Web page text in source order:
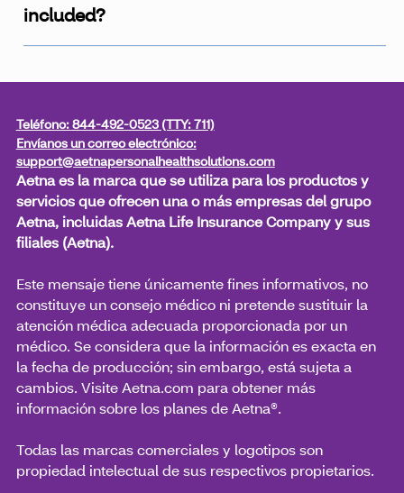
included?
part of the program.
Teléfono: 844-492-0523 (TTY: 711)
Envíanos un correo electrónico:
support@aetnapersonalhealthsolutions.com
Aetna es la marca que se utiliza para los productos y
servicios que ofrecen una o más empresas del grupo
Aetna, incluidas Aetna Life Insurance Company y sus
filiales (Aetna).
Este mensaje tiene únicamente fines informativos, no
constituye un consejo médico ni pretende sustituir la
atención médica adecuada proporcionada por un
médico. Se considera que la información es exacta en
la fecha de producción; sin embargo, está sujeta a
cambios. Visite Aetna.com para obtener más
información sobre los planes de Aetna®.
Todas las marcas comerciales y logotipos son
propiedad intelectual de sus respectivos propietarios.